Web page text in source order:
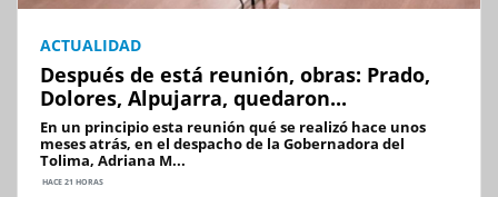
ACTUALIDAD
Después de está reunión, obras: Prado,
Dolores, Alpujarra, quedaron...
En un principio esta reunión qué se realizó hace unos
meses atrás, en el despacho de la Gobernadora del
Tolima, Adriana M...
HACE 21 HORAS